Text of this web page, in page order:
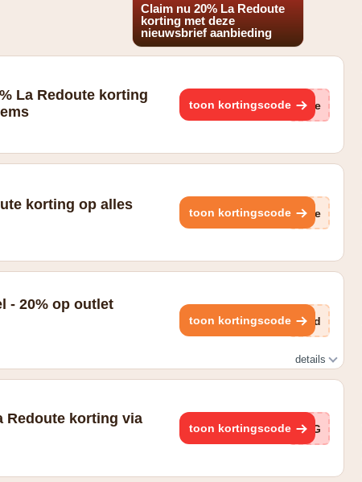
Claim nu 20% La Redoute
korting met deze
nieuwsbrief aanbieding
La Redoute korting
toon kortingscode (ge
korting op alles toon kortingscode A9e
- 20% op outlet
toon kortingscode UCd
details
Redoute korting via
toon kortingscode IhG